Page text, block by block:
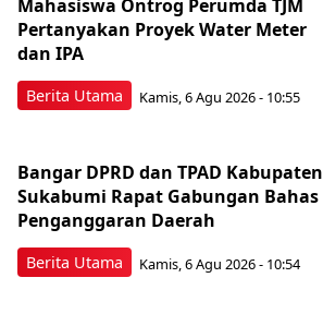
Berita Utama
Mahasiswa Ontrog Perumda TJM
Pertanyakan Proyek Water Meter
dan IPA
Kamis, 6 Agu 2026 - 10:55
Berita Utama
Bangar DPRD dan TPAD Kabupaten
Sukabumi Rapat Gabungan Bahas
Penganggaran Daerah
Kamis, 6 Agu 2026 - 10:54